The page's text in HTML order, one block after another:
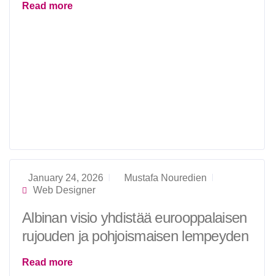
Read more
January 24, 2026
Mustafa Nouredien
Web Designer
Albinan visio yhdistää eurooppalaisen
rujouden ja pohjoismaisen lempeyden
Read more